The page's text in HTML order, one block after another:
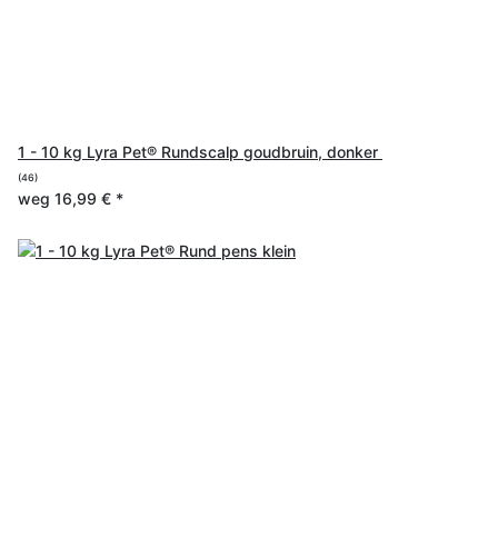
1 - 10 kg Lyra Pet® Rundscalp goudbruin, donker
(46)
weg 16,99 € *